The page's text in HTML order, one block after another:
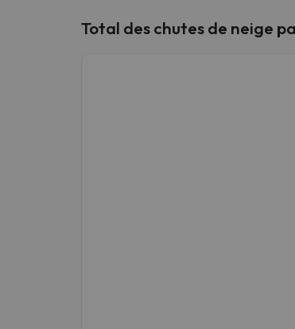
Total des chutes de neige